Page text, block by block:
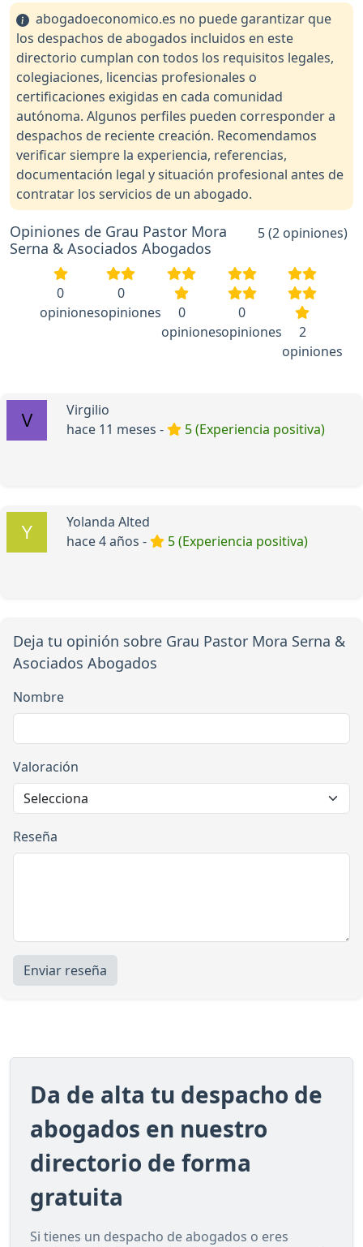
abogadoeconomico.es no puede garantizar que
los despachos de abogados incluidos en este
directorio cumplan con todos los requisitos legales,
colegiaciones, licencias profesionales o
certificaciones exigidas en cada comunidad
autónoma. Algunos perfiles pueden corresponder a
despachos de reciente creación. Recomendamos
verificar siempre la experiencia, referencias,
documentación legal y situación profesional antes de
contratar los servicios de un abogado.
Opiniones de Grau Pastor Mora
Serna & Asociados Abogados
5 (2 opiniones)
0
opiniones
0
opiniones
0
opiniones
0
opiniones
2
opiniones
Virgilio
hace 11 meses -
5 (Experiencia positiva)
Yolanda Alted
hace 4 años -
5 (Experiencia positiva)
Deja tu opinión sobre Grau Pastor Mora Serna &
Asociados Abogados
Nombre
Valoración
Reseña
Enviar reseña
Da de alta tu despacho de
abogados en nuestro
directorio de forma
gratuita
Si tienes un despacho de abogados o eres